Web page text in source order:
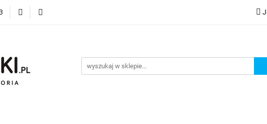
Bestsellery